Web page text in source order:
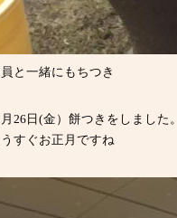
と一緒にもちつき
月26日(金）餅つきをしました。
うすぐお正月ですね